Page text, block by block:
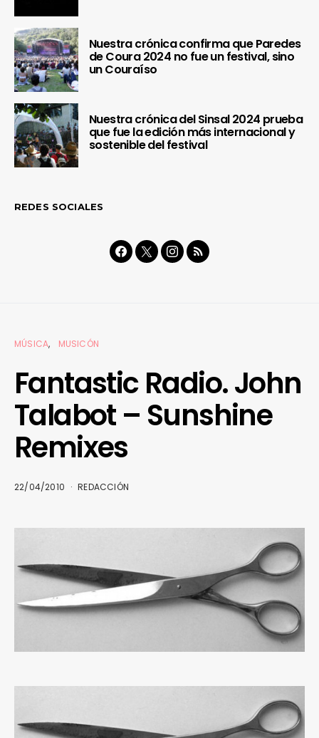
Nuestra crónica confirma que Paredes
de Coura 2024 no fue un festival, sino
un Couraíso
Nuestra crónica del Sinsal 2024 prueba
que fue la edición más internacional y
sostenible del festival
REDES SOCIALES
MÚSICA MUSICÓN
Fantastic Radio. John
Talabot – Sunshine
Remixes
22/04/2010 REDACCIÓN